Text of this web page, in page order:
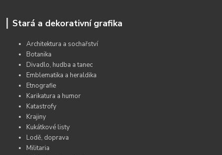
Stará a dekorativní grafika
Architektura a sochařství
Botanika
Divadlo, hudba a tanec
Emblematika a heraldika
Etnografie
Karikatura a humor
Katastrofy
Krajiny
Kukátkové listy
Lodě, doprava
Militaria